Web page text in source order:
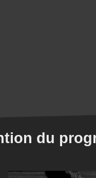
du